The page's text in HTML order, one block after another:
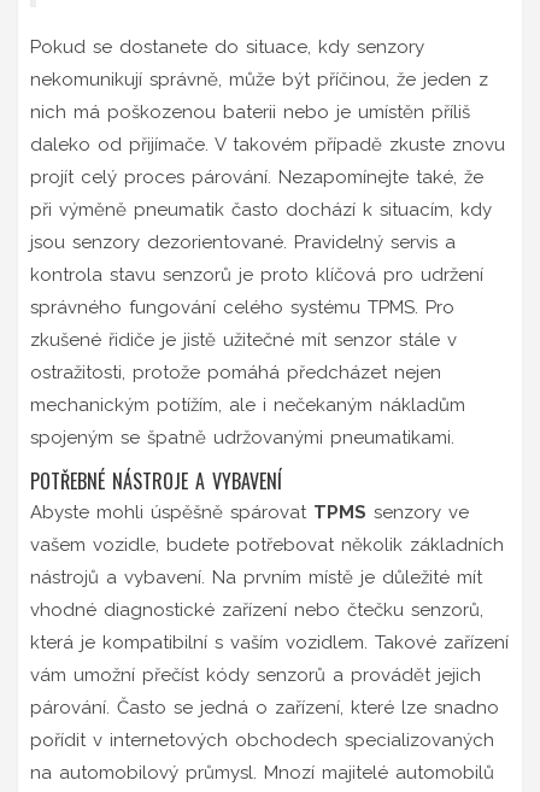
Pokud se dostanete do situace, kdy senzory
nekomunikují správně, může být příčinou, že jeden z
nich má poškozenou baterii nebo je umístěn příliš
daleko od přijímače. V takovém případě zkuste znovu
projít celý proces párování. Nezapomínejte také, že
při výměně pneumatik často dochází k situacím, kdy
jsou senzory dezorientované. Pravidelný servis a
kontrola stavu senzorů je proto klíčová pro udržení
správného fungování celého systému TPMS. Pro
zkušené řidiče je jistě užitečné mít senzor stále v
ostražitosti, protože pomáhá předcházet nejen
mechanickým potížím, ale i nečekaným nákladům
spojeným se špatně udržovanými pneumatikami.
POTŘEBNÉ NÁSTROJE A VYBAVENÍ
Abyste mohli úspěšně spárovat TPMS senzory ve
vašem vozidle, budete potřebovat několik základních
nástrojů a vybavení. Na prvním místě je důležité mít
vhodné diagnostické zařízení nebo čtečku senzorů,
která je kompatibilní s vaším vozidlem. Takové zařízení
vám umožní přečíst kódy senzorů a provádět jejich
párování. Často se jedná o zařízení, které lze snadno
pořídit v internetových obchodech specializovaných
na automobilový průmysl. Mnozí majitelé automobilů